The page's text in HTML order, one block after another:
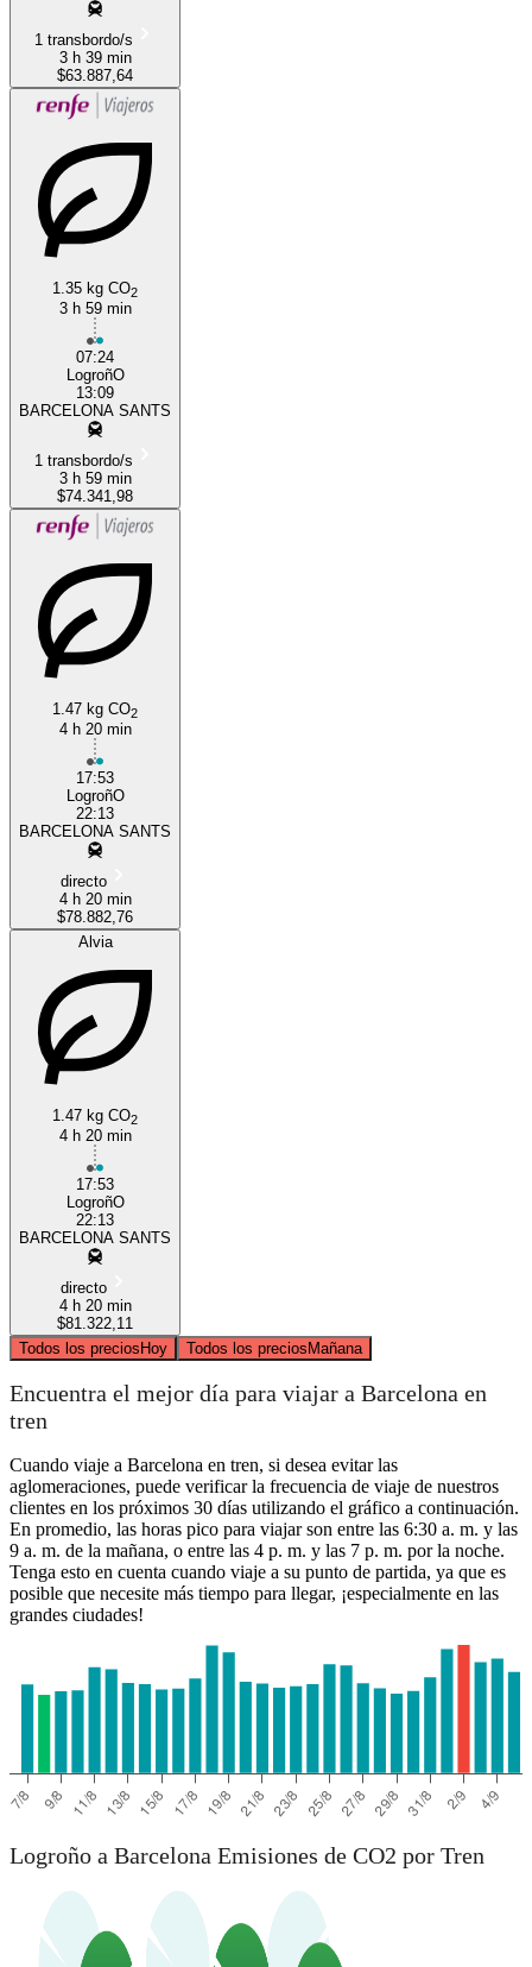
1 transbordo/s
3 h 39 min
$63.887,64
1.35 kg CO2
3 h 59 min
07:24
LogroñO
13:09
BARCELONA SANTS
1 transbordo/s
3 h 59 min
$74.341,98
1.47 kg CO2
4 h 20 min
17:53
LogroñO
22:13
BARCELONA SANTS
directo
4 h 20 min
$78.882,76
Alvia
1.47 kg CO2
4 h 20 min
17:53
LogroñO
22:13
BARCELONA SANTS
directo
4 h 20 min
$81.322,11
Todos los preciosHoy Todos los preciosMañana
Encuentra el mejor día para viajar a Barcelona en
tren
Cuando viaje a Barcelona en tren, si desea evitar las
aglomeraciones, puede verificar la frecuencia de viaje de nuestros
clientes en los próximos 30 días utilizando el gráfico a continuación.
En promedio, las horas pico para viajar son entre las 6:30 a. m. y las
9 a. m. de la mañana, o entre las 4 p. m. y las 7 p. m. por la noche.
Tenga esto en cuenta cuando viaje a su punto de partida, ya que es
posible que necesite más tiempo para llegar, ¡especialmente en las
grandes ciudades!
Logroño a Barcelona Emisiones de CO2 por Tren